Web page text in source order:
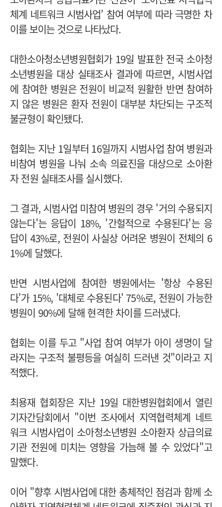
체계 네트워크 시범사업’ 참여 여부에 따라 극명한 차
이를 보이는 것으로 나타났다.
대한소아청소년병원협회가 19일 발표한 전국 소아청
소년병원을 대상 실태조사 결과에 따르면, 시범사업
에 참여한 병원은 전원이 비교적 원활한 반면 참여하
지 않은 병원은 환자 전원이 대부분 차단되는 구조적
불균형이 확인됐다.
협회는 지난 1일부터 16일까지 시범사업 참여 병원과
비참여 병원을 나눠 소속 의료진을 대상으로 소아환
자 전원 실태조사를 실시했다.
그 결과, 시범사업 미참여 병원의 경우 '거의 수용되지
않는다'는 응답이 18%, '간헐적으로 수용된다'는 응
답이 43%로, 전원이 사실상 어려운 병원이 전체의 6
1%에 달했다.
반면 시범사업에 참여한 병원에서는 '항상 수용된
다'가 15%, '대체로 수용된다' 75%로, 전원이 가능한
병원이 90%에 달해 현격한 차이를 드러냈다.
협회는 이를 두고 "사업 참여 여부가 아이 생명이 달
라지는 구조적 불평등을 여실히 드러낸 것"이라고 지
적했다.
최용재 협회장은 지난 19일 대한병원협회에서 열린
기자간담회에서 "이번 조사에서 지역협력체계 네트
워크 시범사업이 소아청소년병원 소아환자 상급의료
기관 전원에 미치는 영향을 가늠해 볼 수 있었다"고
말했다.
이어 "향후 시범사업에 대한 총체적인 점검과 함께 소